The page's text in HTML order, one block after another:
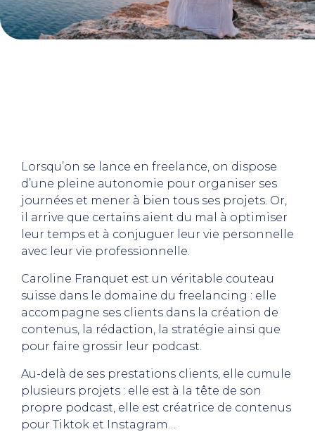
Lorsqu’on se lance en freelance, on dispose
d’une pleine autonomie pour organiser ses
journées et mener à bien tous ses projets. Or,
il arrive que certains aient du mal à optimiser
leur temps et à conjuguer leur vie personnelle
avec leur vie professionnelle.
Caroline Franquet est un véritable couteau
suisse dans le domaine du freelancing : elle
accompagne ses clients dans la création de
contenus, la rédaction, la stratégie ainsi que
pour faire grossir leur podcast.
Au-delà de ses prestations clients, elle cumule
plusieurs projets : elle est à la tête de son
propre podcast, elle est créatrice de contenus
pour Tiktok et Instagram…